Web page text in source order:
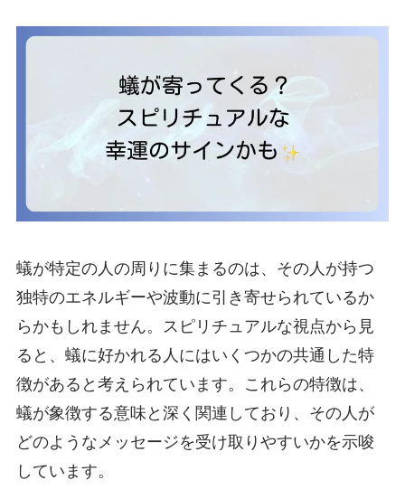
蟻が特定の人の周りに集まるのは、その人が持つ
独特のエネルギーや波動に引き寄せられているか
らかもしれません。スピリチュアルな視点から見
ると、蟻に好かれる人にはいくつかの共通した特
徴があると考えられています。これらの特徴は、
蟻が象徴する意味と深く関連しており、その人が
どのようなメッセージを受け取りやすいかを示唆
しています。